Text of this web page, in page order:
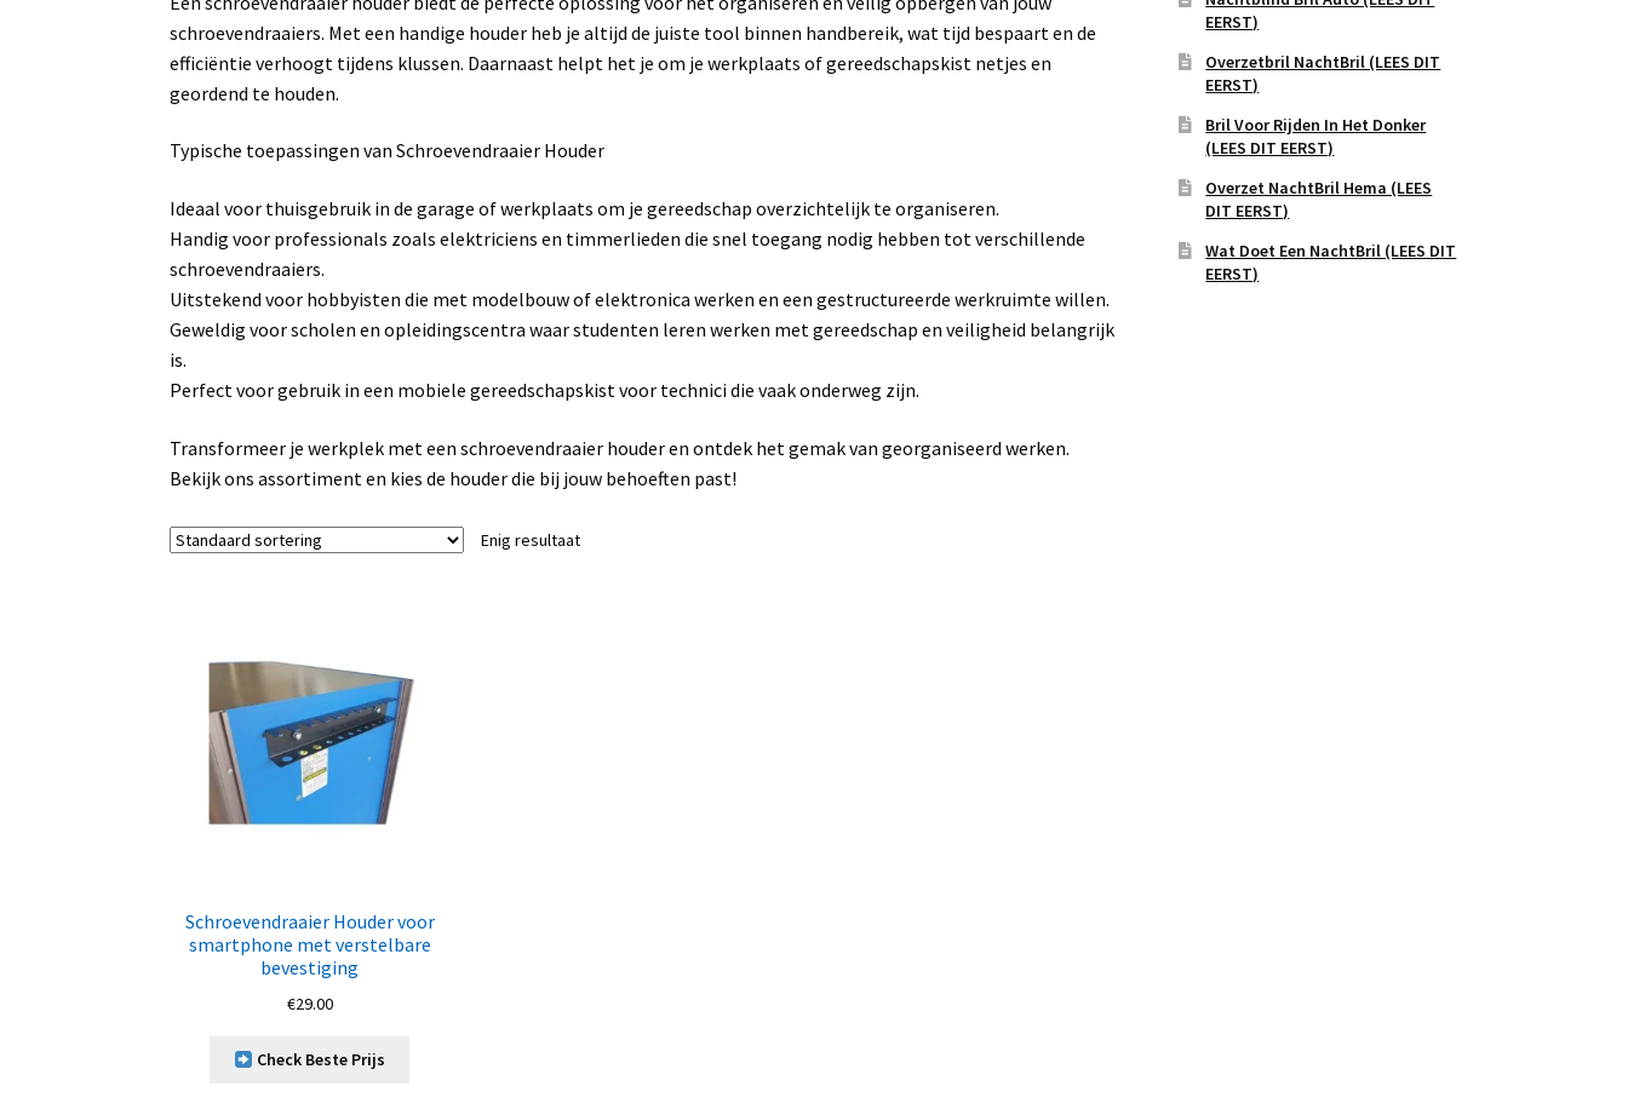
schroevendraaiers. Met een handige houder heb je altijd de juiste tool binnen handbereik, wat tijd bespaart en de
efficiëntie verhoogt tijdens klussen. Daarnaast helpt het je om je werkplaats of gereedschapskist netjes en
geordend te houden.
Typische toepassingen van Schroevendraaier Houder
Ideaal voor thuisgebruik in de garage of werkplaats om je gereedschap overzichtelijk te organiseren.
Handig voor professionals zoals elektriciens en timmerlieden die snel toegang nodig hebben tot verschillende
schroevendraaiers.
Uitstekend voor hobbyisten die met modelbouw of elektronica werken en een gestructureerde werkruimte willen.
Geweldig voor scholen en opleidingscentra waar studenten leren werken met gereedschap en veiligheid belangrijk
is.
Perfect voor gebruik in een mobiele gereedschapskist voor technici die vaak onderweg zijn.
Transformeer je werkplek met een schroevendraaier houder en ontdek het gemak van georganiseerd werken.
Bekijk ons assortiment en kies de houder die bij jouw behoeften past!
Enig resultaat
Schroevendraaier Houder voor
smartphone met verstelbare
bevestiging
€29.00
Check Beste Prijs
EERST)
Overzetbril NachtBril (LEES DIT
EERST)
Bril Voor Rijden In Het Donker
(LEES DIT EERST)
Overzet NachtBril Hema (LEES
DIT EERST)
Wat Doet Een NachtBril (LEES DIT
EERST)